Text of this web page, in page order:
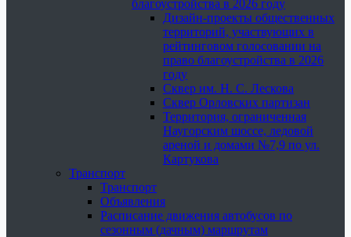
благоустройства в 2026 году
Дизайн-проекты общественных
территорий, участвующих в
рейтинговом голосовании на
право благоустройства в 2026
году
Сквер им. Н. С. Лескова
Сквер Орловских партизан
Территория, ограниченная
Наугорским шоссе, ледовой
ареной и домами №7,9 по ул.
Картукова
Транспорт
Транспорт
Объявления
Расписание движения автобусов по
сезонным (дачным) маршрутам